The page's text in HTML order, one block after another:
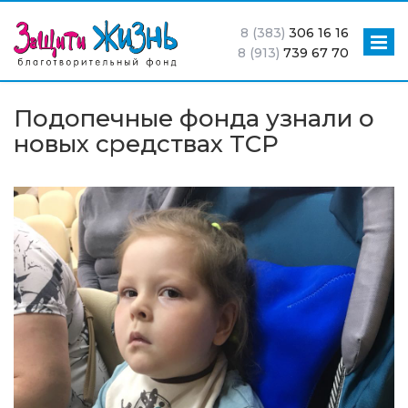
8 (383) 306 16 16
8 (913) 739 67 70
Подопечные фонда узнали о
новых средствах ТСР